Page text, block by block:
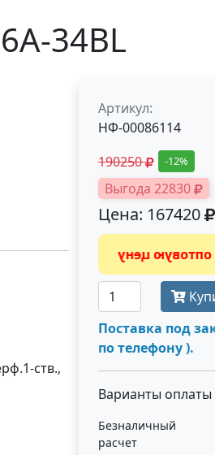
34BL
ств.,
Артикул:
НФ-00086114
190250
-12%
Выгода 22830
Цена: 167420
Получить
Поставка под
по телефону ).
Варианты оплаты
Безналичный
расчет